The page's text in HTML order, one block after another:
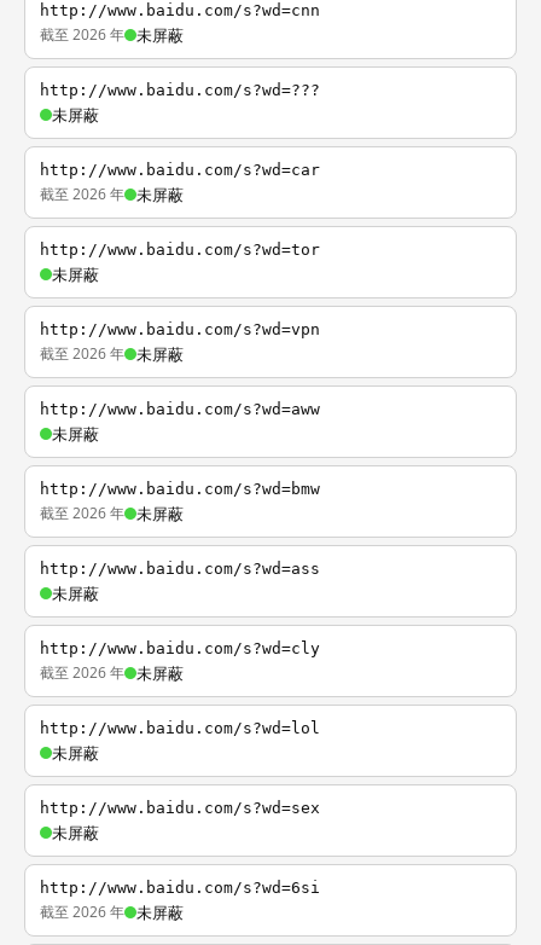
http://www.baidu.com/s?wd=cnn
截至 2026 年 未屏蔽
http://www.baidu.com/s?wd=???
未屏蔽
http://www.baidu.com/s?wd=car
截至 2026 年 未屏蔽
http://www.baidu.com/s?wd=tor
未屏蔽
http://www.baidu.com/s?wd=vpn
截至 2026 年 未屏蔽
http://www.baidu.com/s?wd=aww
未屏蔽
http://www.baidu.com/s?wd=bmw
截至 2026 年 未屏蔽
http://www.baidu.com/s?wd=ass
未屏蔽
http://www.baidu.com/s?wd=cly
截至 2026 年 未屏蔽
http://www.baidu.com/s?wd=lol
未屏蔽
http://www.baidu.com/s?wd=sex
未屏蔽
http://www.baidu.com/s?wd=6si
截至 2026 年 未屏蔽